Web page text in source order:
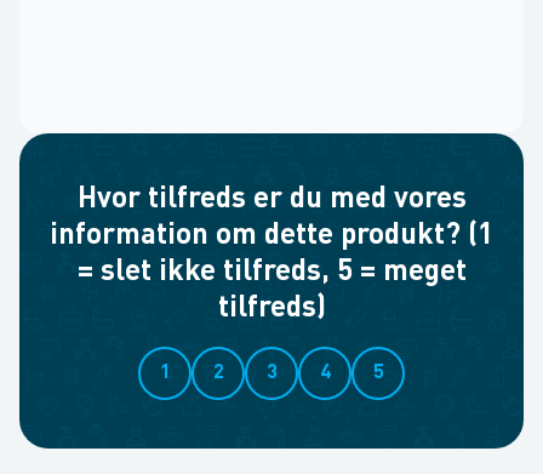
Hvor tilfreds er du med vores
information om dette produkt? (1
= slet ikke tilfreds, 5 = meget
tilfreds)
1 2 3 4 5